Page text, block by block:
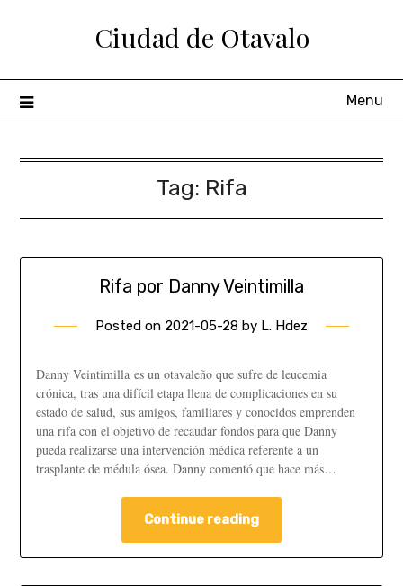
Ciudad de Otavalo
Menu
Tag: Rifa
Rifa por Danny Veintimilla
Posted on 2021-05-28 by L. Hdez
Danny Veintimilla es un otavaleño que sufre de leucemia
crónica, tras una difícil etapa llena de complicaciones en su
estado de salud, sus amigos, familiares y conocidos emprenden
una rifa con el objetivo de recaudar fondos para que Danny
pueda realizarse una intervención médica referente a un
trasplante de médula ósea. Danny comentó que hace más…
Continue reading